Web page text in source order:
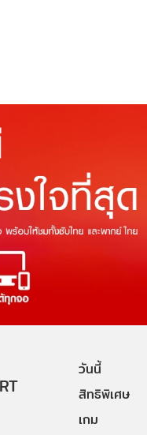
วันนี้
สิทธิพิเศษ
เกม